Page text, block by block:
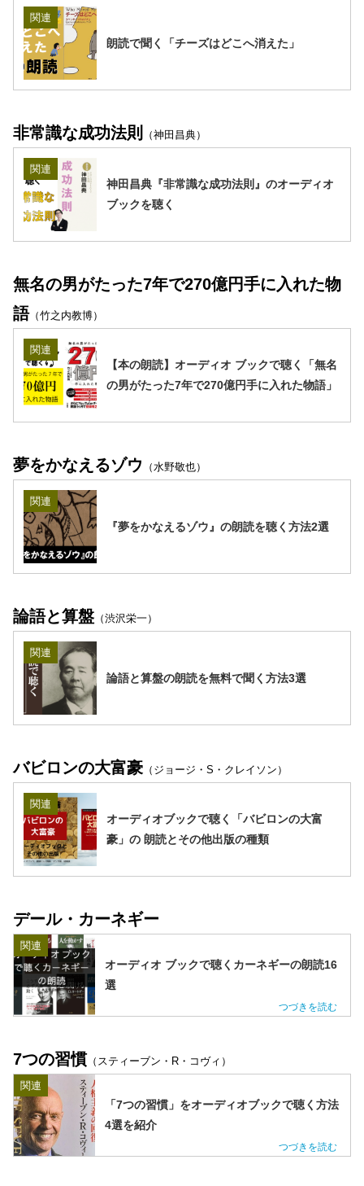
関連
朗読で聞く「チーズはどこへ消えた」
非常識な成功法則 （神田昌典）
関連
神田昌典『非常識な成功法則』のオーディオ
ブックを聴く
無名の男がたった7年で270億円手に入れた物
語（竹之内教博）
関連
【本の朗読】オーディオ ブックで聴く「無名
の男がたった7年で270億円手に入れた物語」
夢をかなえるゾウ （水野敬也）
関連
『夢をかなえるゾウ』の朗読を聴く方法2選
論語と算盤 （渋沢栄一）
関連
論語と算盤の朗読を無料で聞く方法3選
バビロンの大富豪 （ジョージ・S・クレイソン）
関連
オーディオブックで聴く「バビロンの大富
豪」の 朗読とその他出版の種類
デール・カーネギー
関連
オーディオ ブックで聴くカーネギーの朗読16
選
7つの習慣 （スティーブン・R・コヴィ）
関連
「7つの習慣」をオーディオブックで聴く方法
4選を紹介